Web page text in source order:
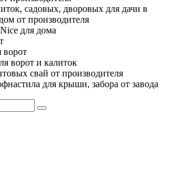
садовых, дворовых для дачи в
от производителя
для дома
ворот
ворот и калиток
свай от производителя
для крыши, забора от завода